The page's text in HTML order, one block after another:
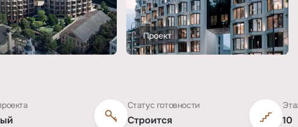
Проект
Статус готовности
Строится 10